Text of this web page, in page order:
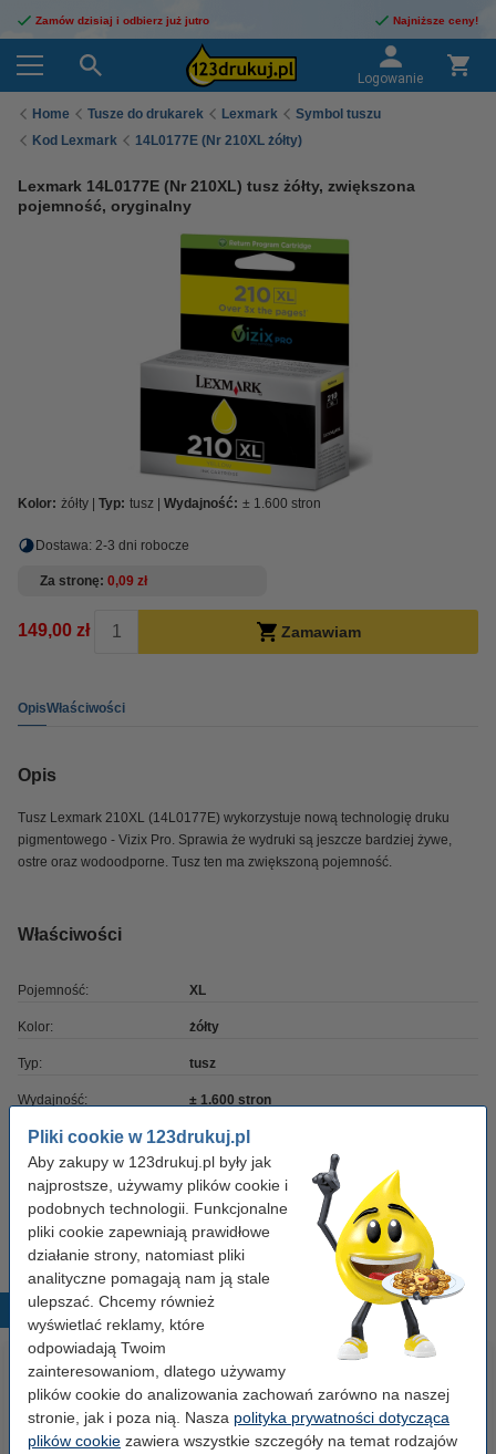
Pliki cookie w 123drukuj.pl
Aby zakupy w 123drukuj.pl były jak
najprostsze, używamy plików cookie i
podobnych technologii. Funkcjonalne
pliki cookie zapewniają prawidłowe
działanie strony, natomiast pliki
analityczne pomagają nam ją stale
ulepszać. Chcemy również
wyświetlać reklamy, które
odpowiadają Twoim
zainteresowaniom, dlatego używamy
plików cookie do analizowania zachowań zarówno na naszej
stronie, jak i poza nią. Nasza polityka prywatności dotycząca
plików cookie zawiera wszystkie szczegóły na temat rodzajów
Zamów dzisiaj i odbierz już jutro Najniższe ceny!
Logowanie
Home Tusze do drukarek Lexmark
Symbol tuszu
Kod Lexmark
14L0177E (Nr 210XL żółty)
Lexmark 14L0177E (Nr 210XL) tusz żółty, zwiększona
pojemność, oryginalny
Kolor: żółty Typ: tusz Wydajność: ± 1.600 stron
Dostawa: 2-3 dni robocze
Za stronę 0,09 zł
149,00 zł Zamawiam
OpisWłaściwości
Opis
Tusz Lexmark 210XL (14L0177E) wykorzystuje nową technologię druku
pigmentowego - Vizix Pro. Sprawia że wydruki są jeszcze bardziej żywe,
ostre oraz wodoodporne. Tusz ten ma zwiększoną pojemność.
Właściwości
Pojemność: XL
Kolor: żółty
Typ: tusz
Wydajność: ± 1.600 stron
Marka: Lexmark
Numer artykułu: 040614
Numer: 14L0177E
Popularne produkty